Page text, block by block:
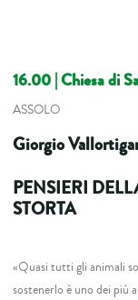
16.00| Chiesa di
ASSOLO
Giorgio
PENSIERI
STORTA
«Quasi tutti gli animali
sostenerlo è uno dei più